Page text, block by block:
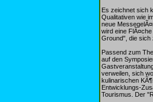
Es zeichnet sich
Qualitativen wie
neue
wird eine
Ground", die sich
Passend zum
auf den
verweilen, sich
kulinarischen
Entwicklungs-
Tourismus. Der